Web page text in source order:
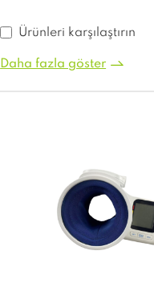
Ürünleri karşılaştırın
Daha fazla göster